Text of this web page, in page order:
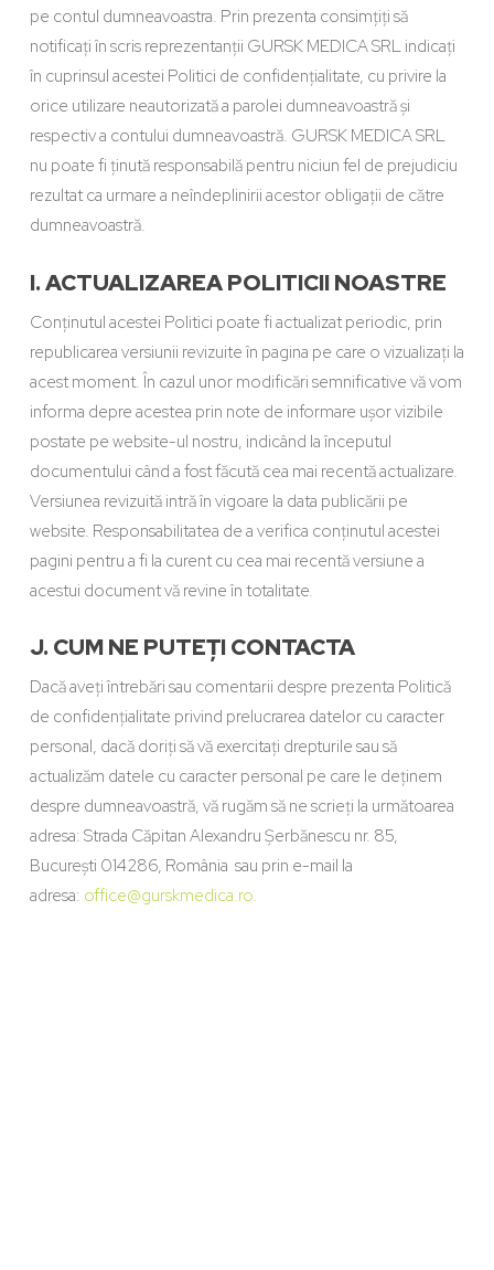
pe contul dumneavoastra. Prin prezenta consimțiți să
notificați în scris reprezentanții GURSK MEDICA SRL indicați
în cuprinsul acestei Politici de confidențialitate, cu privire la
orice utilizare neautorizată a parolei dumneavoastră și
respectiv a contului dumneavoastră. GURSK MEDICA SRL
nu poate fi ținută responsabilă pentru niciun fel de prejudiciu
rezultat ca urmare a neîndeplinirii acestor obligații de către
dumneavoastră.
I. ACTUALIZAREA POLITICII NOASTRE
Conținutul acestei Politici poate fi actualizat periodic, prin
republicarea versiunii revizuite în pagina pe care o vizualizați la
acest moment. În cazul unor modificări semnificative vă vom
informa depre acestea prin note de informare ușor vizibile
postate pe website-ul nostru, indicând la începutul
documentului când a fost făcută cea mai recentă actualizare.
Versiunea revizuită intră în vigoare la data publicării pe
website. Responsabilitatea de a verifica conținutul acestei
pagini pentru a fi la curent cu cea mai recentă versiune a
acestui document vă revine în totalitate.
J. CUM NE PUTEȚI CONTACTA
Dacă aveți întrebări sau comentarii despre prezenta Politică
de confidențialitate privind prelucrarea datelor cu caracter
personal, dacă doriți să vă exercitați drepturile sau să
actualizăm datele cu caracter personal pe care le deținem
despre dumneavoastră, vă rugăm să ne scrieți la următoarea
adresa: Strada Căpitan Alexandru Șerbănescu nr. 85,
București 014286, România sau prin e-mail la
adresa: office@gurskmedica.ro.